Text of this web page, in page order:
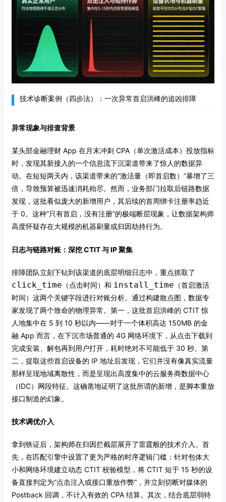
技术诊断案例（四步法）：一次异常首启洪峰的追凶排障
异常现象与排查背景
某头部金融理财 App 在月末冲刺 CPA（单次激活成本）投放指标
时，发现其新接入的一个信息流下沉渠道带来了惊人的数据异
动。在短短两天内，该渠道带来的“激活量（即首启数）”暴增了三
倍，导致预算被迅速消耗殆尽。然而，业务部门拉取后链路数据
发现，这批看似庞大的新增用户，其后续的首周绑卡注册率趋近
于 0。这种“只有首启，没有注册”的极端断层现象，让数据架构师
高度怀疑存在大规模的机器刷量或归因劫持行为。
日志与链路对账：深挖 CTIT 与 IP 聚集
排障团队立刻下钻到该渠道的底层明细日志中，重点抓取了
click_time （点击时间）和 install_time （首启激活
时间）这两个关键字段进行对账分析。通过构建散点图，数据专
家发现了两个致命的物理异常。第一，这批首启洪峰的 CTIT 惊
人地集中在 5 到 10 秒以内——对于一个体积高达 150MB 的金
融 App 而言，在下沉市场普通的 4G 网络环境下，从点击下载到
完成安装、解包再到用户打开，耗时绝对不可能低于 30 秒。第
二，提取这些首启设备的 IP 地址后发现，它们并没有像真实流量
那样呈现地域离散性，而是呈现出高度集中的云服务商数据中心
（IDC）网段特征。这确凿地证明了这批所谓的新增，是脚本重放
接口制造的幻象。
技术调优介入
拿到铁证后，架构师在归因拦截层展开了雷霆般的技术介入。首
先，在匹配引擎中设置了更为严格的时序逻辑门槛：针对包体大
小和网络环境建立动态 CTIT 校验模型，将 CTIT 短于 15 秒的设
备直接判定为“点击注入或接口重放作弊”，并立刻切断对媒体的
Postback 回调，不计入有效的 CPA 结算。其次，结合底层弱特